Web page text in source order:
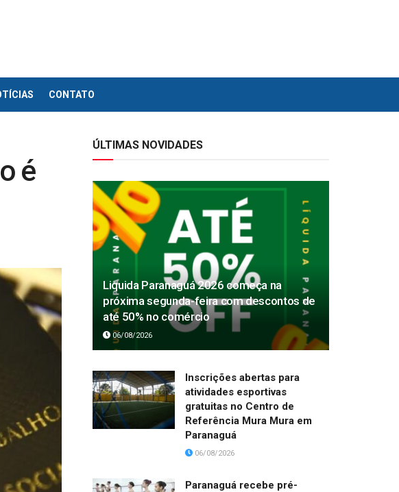
CONTATO
é
ÚLTIMAS NOVIDADES
Liquida Paranaguá 2026 começa na
próxima segunda-feira com descontos de
até 50% no comércio
06/08/2026
Inscrições abertas para
atividades esportivas
gratuitas no Centro de
Referência Mura Mura em
Paranaguá
06/08/2026
Paranaguá recebe pré-